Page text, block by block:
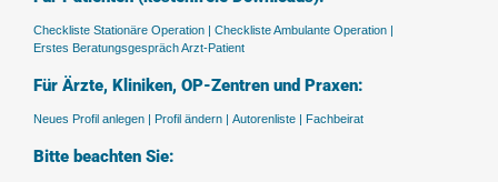
Checkliste Stationäre Operation | Checkliste Ambulante Operation |
Erstes Beratungsgespräch Arzt-Patient
Für Ärzte, Kliniken, OP-Zentren und Praxen:
Neues Profil anlegen | Profil ändern | Autorenliste | Fachbeirat
Bitte beachten Sie: